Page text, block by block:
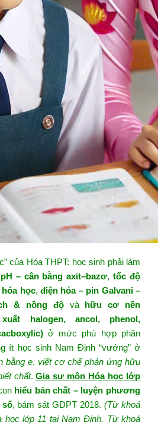
của Hóa THPT: học sinh phải làm
pH – cân bằng axit–bazơ,tốc độ
học, điện hóa – pin Galvani –
& nồng độvà hữu cơ nền
halogen, ancol, phenol,
ở mức phù hợp phân
ít học sinh Nam Định “vướng” ở
bằng e, viết cơ chế phản ứng hữu
chất.Gia sư môn Hóa học lớp
hiểu bản chất – luyện phương
số, bám sát GDPT 2018.(Từ khoá
học lớp 11 tại Nam Định. Từ khoá